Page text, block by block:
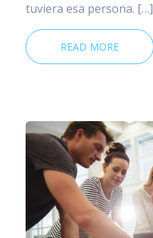
tuviera esa persona. […]
READ MORE